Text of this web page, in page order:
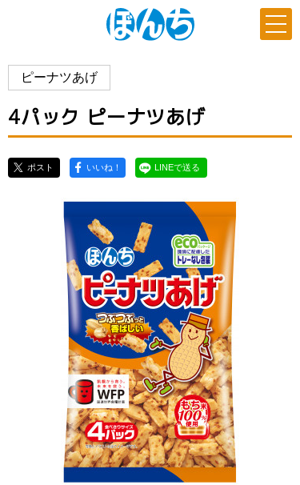
ピーナツあげ
4パック ピーナツあげ